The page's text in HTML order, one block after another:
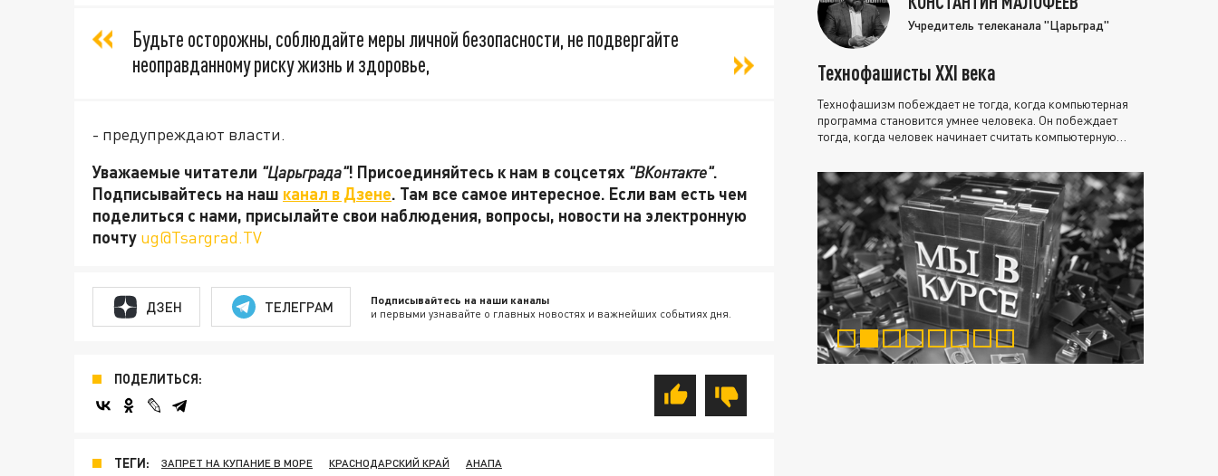
Будьте осторожны, соблюдайте меры личной безопасности, не подвергайте
неоправданному риску жизнь и здоровье,
- предупреждают власти.
Уважаемые читатели "Царьграда"! Присоединяйтесь к нам в соцсетях "ВКонтакте".
Подписывайтесь на наш канал в Дзене. Там все самое интересное. Если вам есть чем
поделиться с нами, присылайте свои наблюдения, вопросы, новости на электронную
почту ug@Tsargrad.TV
ДЗЕН ТЕЛЕГРАМ Подписывайтесь на наши каналы
и первыми узнавайте о главных новостях и важнейших событиях дня.
ПОДЕЛИТЬСЯ:
ТЕГИ: ЗАПРЕТ НА КУПАНИЕ В МОРЕ КРАСНОДАРСКИЙ КРАЙ АНАПА
Учредитель телеканала "Царьград"
Технофашисты XXI века
Технофашизм побеждает не тогда, когда компьютерная
программа становится умнее человека. Он побеждает
тогда, когда человек начинает считать компьютерную